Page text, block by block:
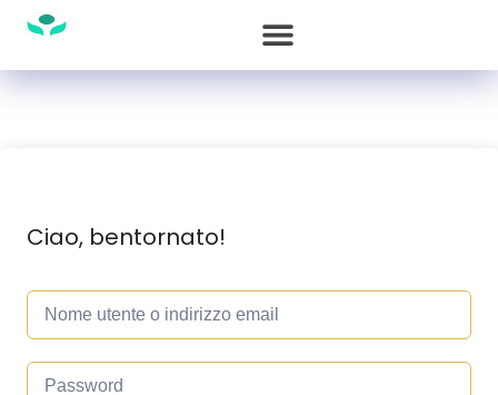
Ciao, bentornato!